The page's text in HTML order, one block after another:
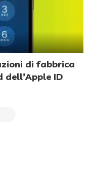
di fabbrica
dell’Apple ID